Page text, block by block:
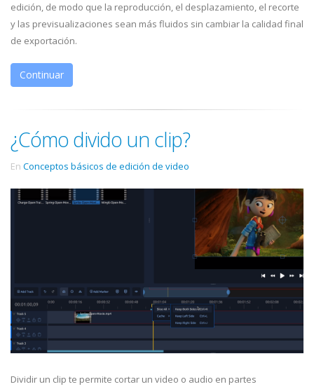
edición, de modo que la reproducción, el desplazamiento, el recorte
y las previsualizaciones sean más fluidos sin cambiar la calidad final
de exportación.
Continuar
¿Cómo divido un clip?
En Conceptos básicos de edición de video
Dividir un clip te permite cortar un video o audio en partes